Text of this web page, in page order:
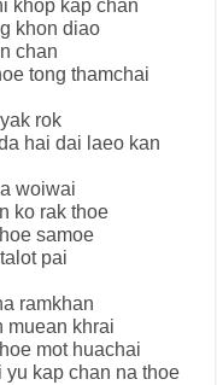
khop kap chan
khon diao
chan
tong thamchai
rok
hai dai laeo kan
woiwai
ko rak thoe
samoe
pai
ramkhan
muean khrai
mot huachai
kap chan na thoe